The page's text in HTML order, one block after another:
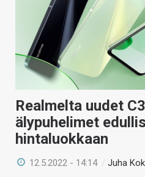
VAIHDA TEEMA
HAKU
Realmelta uudet
älypuhelimet
hintaluokkaan
12.5.2022 - 14:14 /Juha